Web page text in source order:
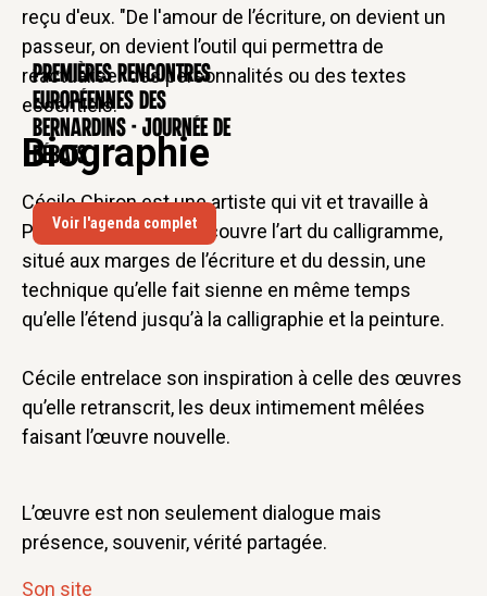
CONFÉRENCE
Premières rencontres
européennes des
Bernardins - Journée de
débats
Voir l'agenda complet
reçu d'eux. "De l'amour de l’écriture, on devient un
passeur, on devient l’outil qui permettra de
réactualiser des personnalités ou des textes
essentiels."
Biographie
Cécile Chiron est une artiste qui vit et travaille à
Paris. En 2020, elle découvre l’art du calligramme,
situé aux marges de l’écriture et du dessin, une
technique qu’elle fait sienne en même temps
qu’elle l’étend jusqu’à la calligraphie et la peinture.
Cécile entrelace son inspiration à celle des œuvres
qu’elle retranscrit, les deux intimement mêlées
faisant l’œuvre nouvelle.
L’œuvre est non seulement dialogue mais
présence, souvenir, vérité partagée.
Son site